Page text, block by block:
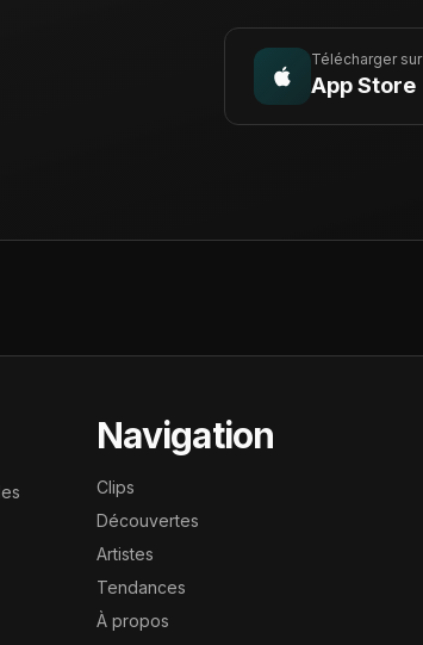
Télécharger sur
App Store
Navigation
Clips
Découvertes
Artistes
Tendances
À propos